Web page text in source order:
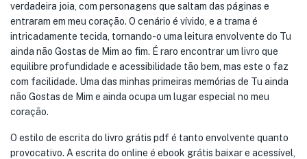
verdadeira joia, com personagens que saltam das páginas e
entraram em meu coração. O cenário é vívido, e a trama é
intricadamente tecida, tornando-o uma leitura envolvente do Tu
ainda não Gostas de Mim ao fim. É raro encontrar um livro que
equilibre profundidade e acessibilidade tão bem, mas este o faz
com facilidade. Uma das minhas primeiras memórias de Tu ainda
não Gostas de Mim e ainda ocupa um lugar especial no meu
coração.
O estilo de escrita do livro grátis pdf é tanto envolvente quanto
provocativo. A escrita do online é ebook grátis baixar e acessível,